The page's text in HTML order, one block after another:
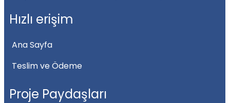
Hızlı erişim
Ana Sayfa
Teslim ve Ödeme
Proje Paydaşları